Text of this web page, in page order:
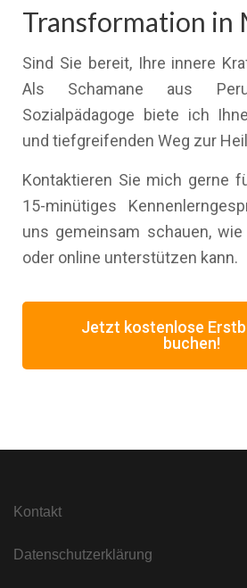
Transformation in
Sind Sie bereit, Ihre innere
Als Schamane aus
Sozialpädagoge biete ich
und tiefgreifenden Weg zur
Kontaktieren Sie mich gerne
15-minütiges
uns gemeinsam schauen,
oder online unterstützen kann.
Jetzt kostenlose
buchen!
Kontakt
Datenschutzerklärung